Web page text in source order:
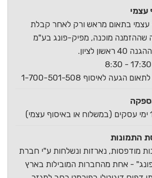
עצמי
עצמי בתאום מראש ורק לאחר קבלת
שההזמנה מוכנה, מפיק-פונג בע"מ
ראשון לציון.
הגעה לאיסוף 1-700-501-508
התמונות
מודפסות, נארזות ונשלחות ע"י חברת
- אחת מהחברות המובילות בארץ